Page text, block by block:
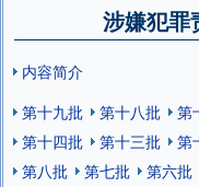
涉嫌犯罪
内容简介
第十九批
第十八批 第
第十四批
第十三批 第
第八批
第七批 第六批